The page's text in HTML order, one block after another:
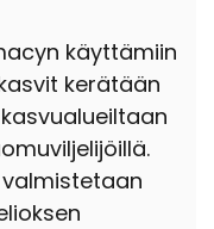
käyttämiin
kerätään